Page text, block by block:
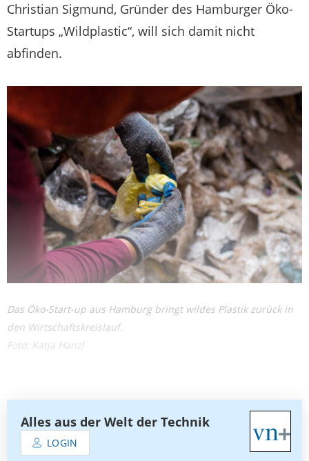
Christian Sigmund, Gründer des Hamburger Öko-
Startups „Wildplastic“, will sich damit nicht
abfinden.
Das Öko-Start-up aus Hamburg bringt wildes Plastik zurück in
den Wirtschaftskreislauf.
Foto: Katja Hanzl
Alles aus der Welt der Technik
LOGIN